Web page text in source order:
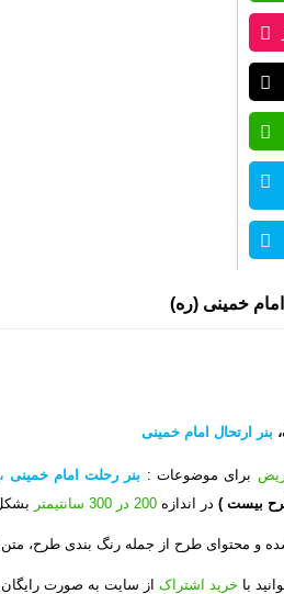
خمینی (ره)
بنر ارتحال امام خمینی
برای موضوعات : بنر رحلت امام خمینی
بیست ) در اندازه 200 در 300 سانتیمتر
شده و محتوای طرح از جمله رنگ بندی طرح،
با خرید اشتراک از سایت به صورت